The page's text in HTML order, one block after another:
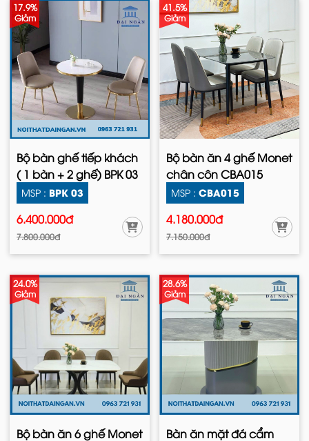
17.9%
Giảm
Bộ bàn ghế tiếp khách
( 1 bàn + 2 ghế) BPK 03
MSP : BPK 03
6.400.000đ
7.800.000đ
41.5%
Giảm
Bộ bàn ăn 4 ghế Monet
chân côn CBA015
MSP : CBA015
4.180.000đ
7.150.000đ
24.0%
Giảm
Bộ bàn ăn 6 ghế Monet
28.6%
Giảm
Bàn ăn mặt đá cẩm